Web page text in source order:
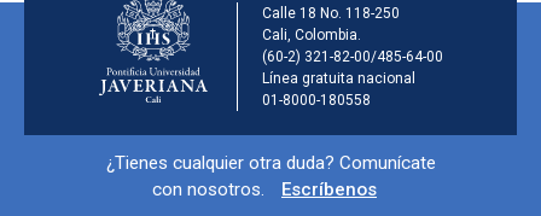
Información de la
Calle 18 No. 118-250
Cali, Colombia.
(60-2) 321-82-00/485-64-00
Línea gratuita nacional
01-8000-180558
Información y redes sociales
¿Tienes cualquier otra duda? Comunícate
con nosotros.
Escríbenos